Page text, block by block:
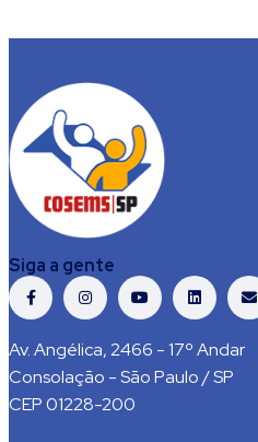
Siga a gente
Av. Angélica, 2466 - 17º Andar
Consolação - São Paulo / SP
CEP 01228-200